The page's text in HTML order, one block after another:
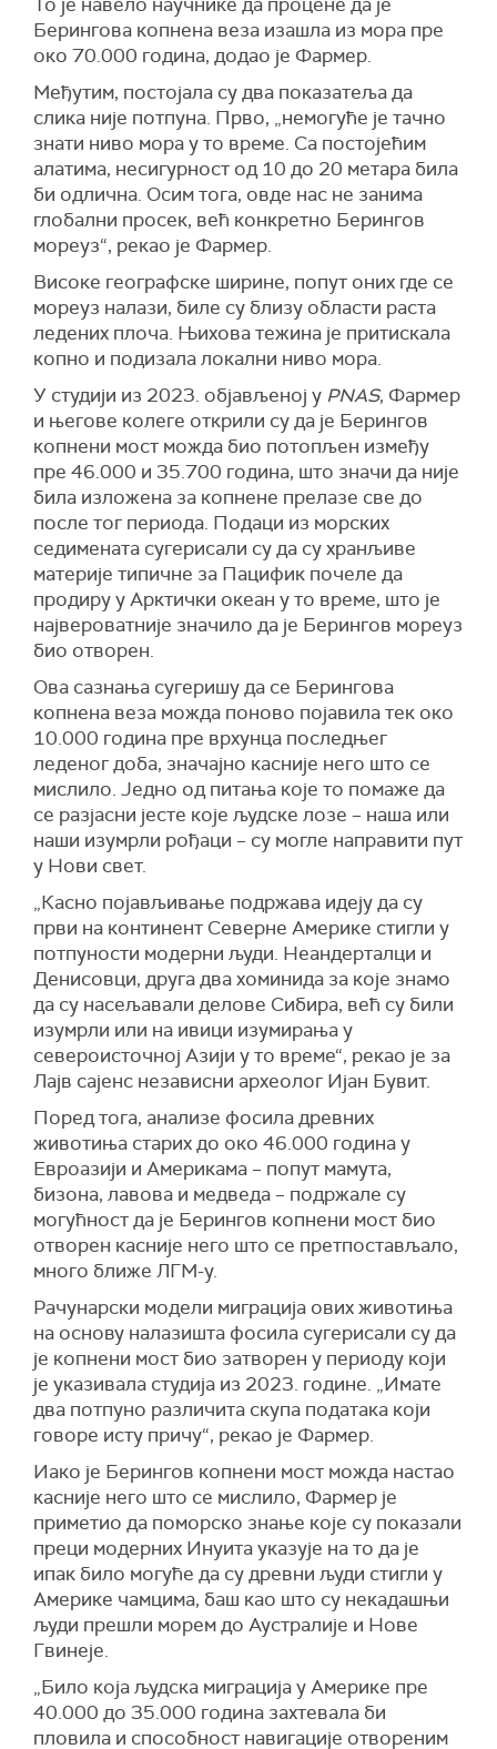
Берингова копнена веза изашла из мора пре
око 70.000 година, додао је Фармер.
Међутим, постојала су два показатеља да
слика није потпуна. Прво, „немогуће је тачно
знати ниво мора у то време. Са постојећим
алатима, несигурност од 10 до 20 метара била
би одлична. Осим тога, овде нас не занима
глобални просек, већ конкретно Берингов
мореуз“, рекао је Фармер.
Високе географске ширине, попут оних где се
мореуз налази, биле су близу области раста
ледених плоча. Њихова тежина је притискала
копно и подизала локални ниво мора.
У студији из 2023. објављеној у PNAS, Фармер
и његове колеге открили су да је Берингов
копнени мост можда био потопљен између
пре 46.000 и 35.700 година, што значи да није
била изложена за копнене прелазе све до
после тог периода. Подаци из морских
седимената сугерисали су да су хранљиве
материје типичне за Пацифик почеле да
продиру у Арктички океан у то време, што је
највероватније значило да је Берингов мореуз
био отворен.
Ова сазнања сугеришу да се Берингова
копнена веза можда поново појавила тек око
10.000 година пре врхунца последњег
леденог доба, значајно касније него што се
мислило. Једно од питања које то помаже да
се разјасни јесте које људске лозе – наша или
наши изумрли рођаци – су могле направити пут
у Нови свет.
„Касно појављивање подржава идеју да су
први на континент Северне Америке стигли у
потпуности модерни људи. Неандерталци и
Денисовци, друга два хоминида за које знамо
да су насељавали делове Сибира, већ су били
изумрли или на ивици изумирања у
североисточној Азији у то време“, рекао је за
Лајв сајенс независни археолог Ијан Бувит.
Поред тога, анализе фосила древних
животиња старих до око 46.000 година у
Евроазији и Америкама – попут мамута,
бизона, лавова и медведа – подржале су
могућност да је Берингов копнени мост био
отворен касније него што се претпостављало,
много ближе ЛГМ-у.
Рачунарски модели миграција ових животиња
на основу налазишта фосила сугерисали су да
је копнени мост био затворен у периоду који
је указивала студија из 2023. године. „Имате
два потпуно различита скупа података који
говоре исту причу“, рекао је Фармер.
Иако је Берингов копнени мост можда настао
касније него што се мислило, Фармер је
приметио да поморско знање које су показали
преци модерних Инуита указује на то да је
ипак било могуће да су древни људи стигли у
Америке чамцима, баш као што су некадашњи
људи прешли морем до Аустралије и Нове
Гвинеје.
„Било која људска миграција у Америке пре
40.000 до 35.000 година захтевала би
пловила и способност навигације отвореним